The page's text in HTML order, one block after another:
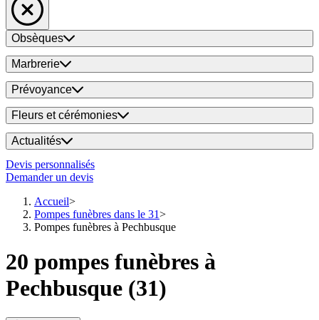
Obsèques
Marbrerie
Prévoyance
Fleurs et cérémonies
Actualités
Devis personnalisés
Demander un devis
Accueil
Pompes funèbres dans le 31
Pompes funèbres à Pechbusque
20 pompes funèbres à
Pechbusque (31)